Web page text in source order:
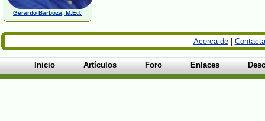
Gerardo Barboza, M.Ed.
Acerca de|
Inicio Artículos Foro Enlaces